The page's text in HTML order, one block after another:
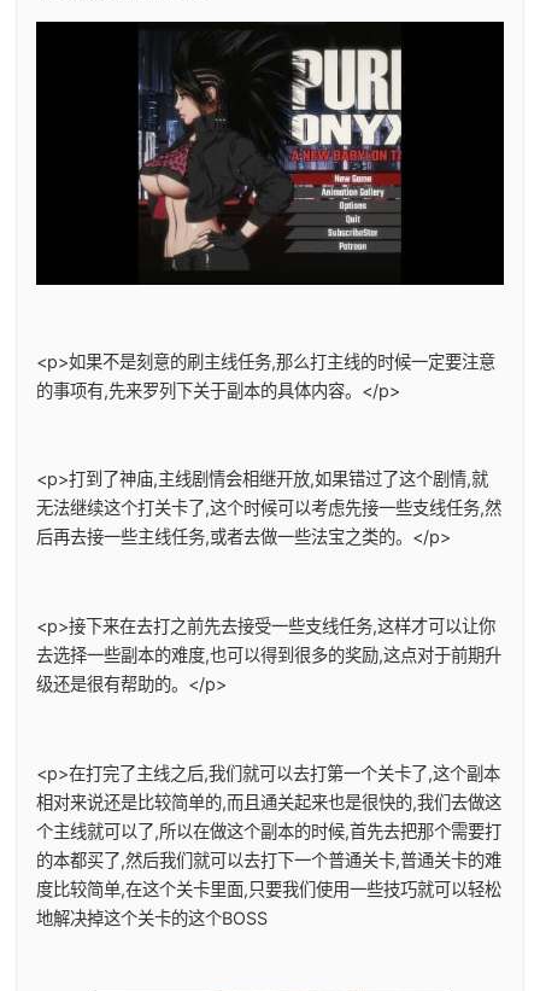
<p>如果不是刻意的刷主线任务,那么打主线的时候一定要注意
的事项有,先来罗列下关于副本的具体内容。</p>
<p>打到了神庙,主线剧情会相继开放,如果错过了这个剧情,就
无法继续这个打关卡了,这个时候可以考虑先接一些支线任务,然
后再去接一些主线任务,或者去做一些法宝之类的。</p>
<p>接下来在去打之前先去接受一些支线任务,这样才可以让你
去选择一些副本的难度,也可以得到很多的奖励,这点对于前期升
级还是很有帮助的。</p>
<p>在打完了主线之后,我们就可以去打第一个关卡了,这个副本
相对来说还是比较简单的,而且通关起来也是很快的,我们去做这
个主线就可以了,所以在做这个副本的时候,首先去把那个需要打
的本都买了,然后我们就可以去打下一个普通关卡,普通关卡的难
度比较简单,在这个关卡里面,只要我们使用一些技巧就可以轻松
地解决掉这个关卡的这个BOSS